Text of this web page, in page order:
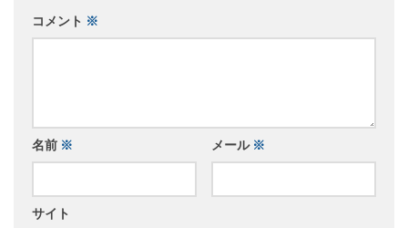
コメント ※
名前 ※ メール ※
サイト